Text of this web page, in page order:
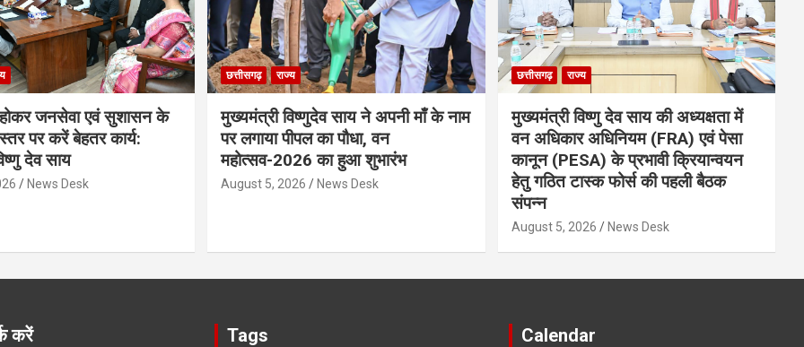
होकर जनसेवा एवं सुशासन के
पर करें बेहतर कार्य:
देव साय
News Desk
छत्तीसगढ़ राज्य
मुख्यमंत्री विष्णुदेव साय ने अपनी माँ के नाम
पर लगाया पीपल का पौधा, वन
महोत्सव-2026 का हुआ शुभारंभ
August 5, 2026 News Desk
छत्तीसगढ़ राज्य
मुख्यमंत्री विष्णु देव साय की अध्यक्षता में
वन अधिकार अधिनियम (FRA) एवं पेसा
कानून (PESA) के प्रभावी क्रियान्वयन
हेतु गठित टास्क फोर्स की पहली बैठक
संपन्न
August 5, 2026 News Desk
करें Tags Calendar